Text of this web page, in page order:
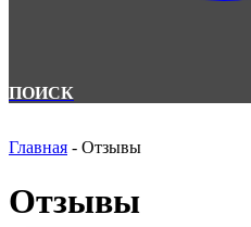
ПОИСК
Главная - Отзывы
Отзывы